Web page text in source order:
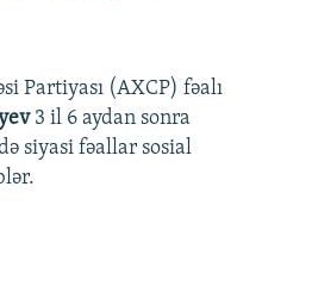
Partiyası (AXCP) fəalı
3 il 6 aydan sonra
siyasi fəallar sosial